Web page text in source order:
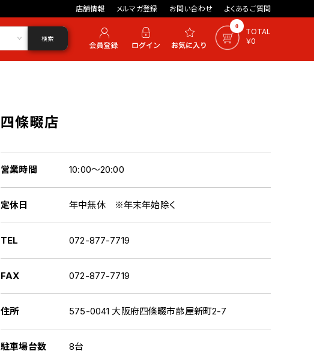
店舗情報 メルマガ登録 お問い合わせ よくあるご質問
0
TOTAL
￥0
検索
四條畷店
営業時間 10:00～20:00
定休日 年中無休 ※年末年始除く
TEL 072-877-7719
FAX 072-877-7719
住所 575-0041 大阪府四條畷市蔀屋新町2-7
駐車場台数 8台